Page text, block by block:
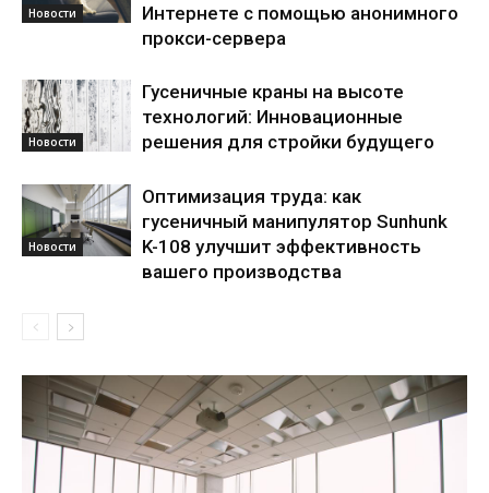
Новости
Интернете с помощью анонимного
прокси-сервера
Новости
Гусеничные краны на высоте
технологий: Инновационные
решения для стройки будущего
Новости
Оптимизация труда: как
гусеничный манипулятор Sunhunk
K-108 улучшит эффективность
вашего производства